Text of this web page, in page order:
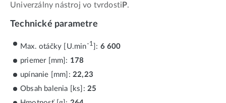
Univerzálny nástroj vo tvrdosti P.
Technické parametre
Max. otáčky [U.min-1 ]: 6 600
priemer [mm]: 178
upínanie [mm]: 22,23
Obsah balenia [ks]: 25